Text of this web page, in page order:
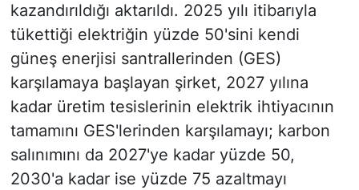
kazandırıldığı aktarıldı. 2025 yılı itibarıyla
tükettiği elektriğin yüzde 50'sini kendi
güneş enerjisi santrallerinden (GES)
karşılamaya başlayan şirket, 2027 yılına
kadar üretim tesislerinin elektrik ihtiyacının
tamamını GES'lerinden karşılamayı; karbon
salınımını da 2027'ye kadar yüzde 50,
2030'a kadar ise yüzde 75 azaltmayı